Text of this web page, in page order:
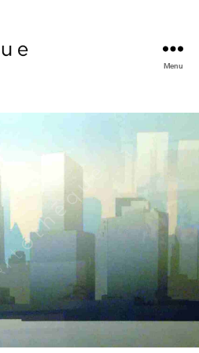
Menu